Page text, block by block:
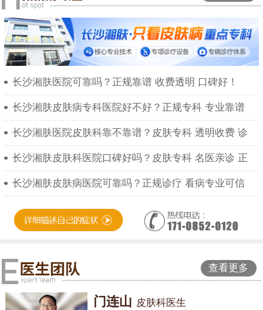
长沙湘肤医院可靠吗？正规靠谱 收费透明 口碑好！
长沙湘肤皮肤病专科医院好不好？正规专科 专业靠谱
长沙湘肤医院皮肤科靠不靠谱？皮肤专科 透明收费 诊
长沙湘肤皮肤科医院口碑好吗？皮肤专科 名医亲诊 正
长沙湘肤皮肤病医院可靠吗？正规诊疗 看病专业可信
查看更多
门连山 皮肤科医生